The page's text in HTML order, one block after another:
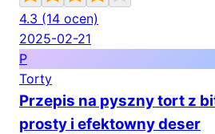
4.3 (14 ocen)
2025-02-21
P
Torty
Przepis na pyszny tort z
prosty i efektowny deser